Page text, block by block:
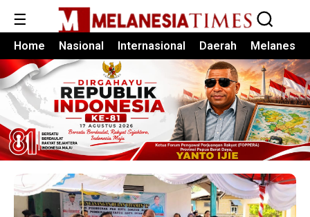
☰
Home Nasional Internasional Daerah Melanesia